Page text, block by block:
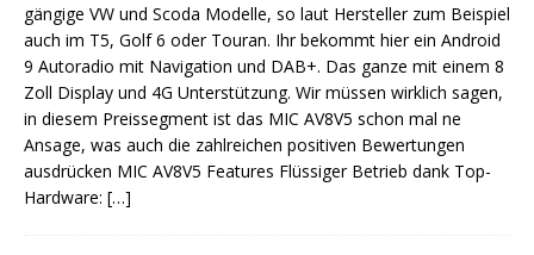
gängige VW und Scoda Modelle, so laut Hersteller zum Beispiel
auch im T5, Golf 6 oder Touran. Ihr bekommt hier ein Android
9 Autoradio mit Navigation und DAB+. Das ganze mit einem 8
Zoll Display und 4G Unterstützung. Wir müssen wirklich sagen,
in diesem Preissegment ist das MIC AV8V5 schon mal ne
Ansage, was auch die zahlreichen positiven Bewertungen
ausdrücken MIC AV8V5 Features Flüssiger Betrieb dank Top-
Hardware: […]